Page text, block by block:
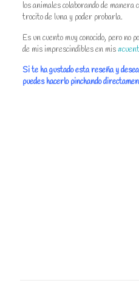
los animales colaborando de
trocito de luna y poder probarla.
Es un cuento muy conocido, pero no
de mis imprescindibles en mis
Si te ha gustado esta reseña y
puedes hacerlo pinchando